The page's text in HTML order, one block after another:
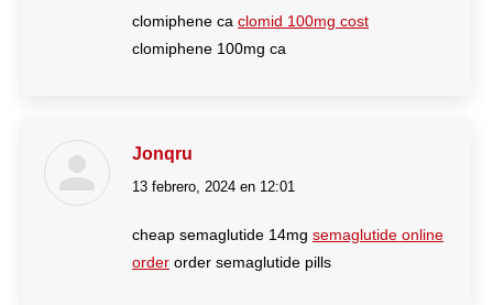
clomiphene ca clomid 100mg cost
clomiphene 100mg ca
Jonqru
dice:
13 febrero, 2024 en 12:01
cheap semaglutide 14mg semaglutide online
order order semaglutide pills